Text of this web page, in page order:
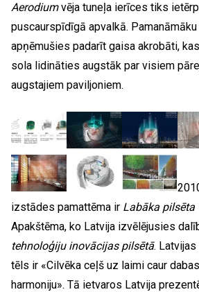
Aerodiumvēja tuneļa ierīces tiks
puscaurspīdīgā apvalkā.
apņēmušies padarīt gaisa akrobāti,
sola lidināties augstāk par visiem
augstajiem paviljoniem.
izstādes pamattēma ir Labāka
Apakštēma, ko Latvija izvēlējusies
tehnoloģiju inovācijas pilsētā.
tēls ir «Cilvēka ceļš uz laimi caur
harmoniju». Tā ietvaros Latvija